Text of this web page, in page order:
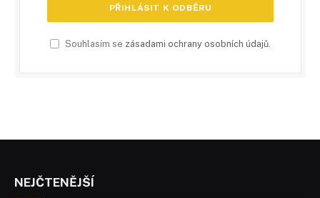
Souhlasím se zásadami ochrany osobních údajů
NEJČTENĚJŠÍ